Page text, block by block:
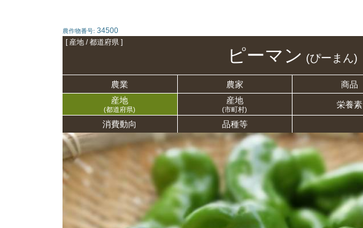
農作物番号: 34500
[ 産地 / 都道府県 ]
ピーマン (ぴーまん)
農業 農家 商品
産地
(都道府県)
産地
(市町村) 栄養素
消費動向 品種等